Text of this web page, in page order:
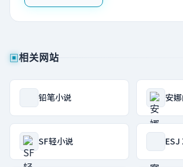
▣相关网站
铅笔小说 安
SF轻小说